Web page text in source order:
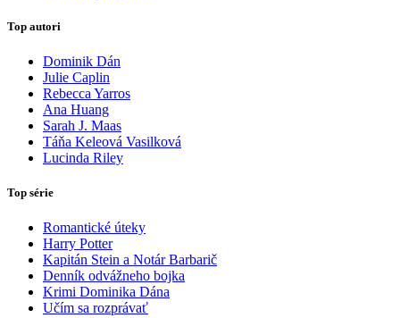
Top autori
Dominik Dán
Julie Caplin
Rebecca Yarros
Ana Huang
Sarah J. Maas
Táňa Keleová Vasilková
Lucinda Riley
Top série
Romantické úteky
Harry Potter
Kapitán Stein a Notár Barbarič
Denník odvážneho bojka
Krimi Dominika Dána
Učím sa rozprávať